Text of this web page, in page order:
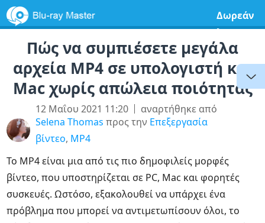
Δωρεάν
Πώς να συμπιέσετε μεγάλα
αρχεία MP4 σε υπολογιστή και
Mac χωρίς απώλεια ποιότητας
12 Μαΐου 2021 11:20
αναρτήθηκε από
Selena Thomas προς την Επεξεργασία
βίντεο, MP4
Το MP4 είναι μια από τις πιο δημοφιλείς μορφές
βίντεο, που υποστηρίζεται σε PC, Mac και φορητές
συσκευές. Ωστόσο, εξακολουθεί να υπάρχει ένα
πρόβλημα που μπορεί να αντιμετωπίσουν όλοι, το